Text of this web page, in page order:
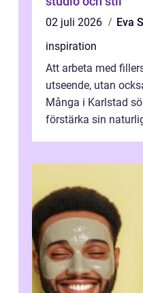
02 juli 2026
Eva
inspiration
Att arbeta med
utseende, utan
Många i Karlstad
förstärka sin